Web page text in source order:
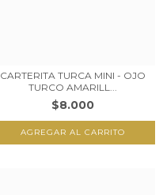
CARTERITA TURCA MINI - OJO
TURCO AMARILL...
$8.000